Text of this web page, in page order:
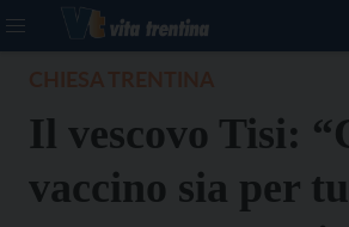
Il vescovo Tisi:
vaccino sia per